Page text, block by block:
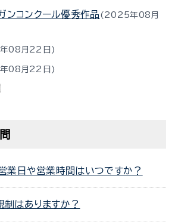
ンコンクール優秀作品
2025年08月
08月22日
08月22日
業日や営業時間はいつですか？
はありますか？